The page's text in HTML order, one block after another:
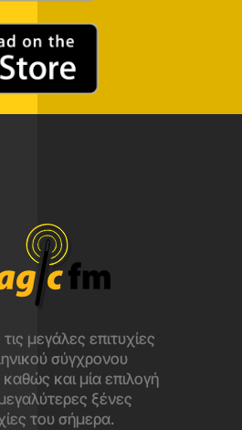
μεγάλες επιτυχίες
σύγχρονου
και μία επιλογή
ξένες
του σήμερα.